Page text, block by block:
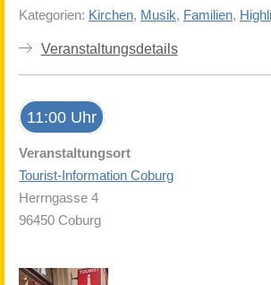
Kategorien: Kirchen, Musik, Familien,
Veranstaltungsdetails
11:00 Uhr
Veranstaltungsort
Tourist-Information Coburg
Herrngasse 4
96450 Coburg